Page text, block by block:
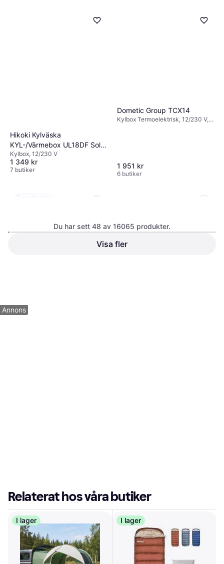
Hikoki Kylväska
KYL-/Värmebox UL18DF Solo
24L
Kylbox, 12/230 V
1 349 kr
7 butiker
Dometic Group TCX14
Kylbox Termoelektrisk, 12/230 V,
1 951 kr
6 butiker
Trendande
Du har sett 48 av 16065 produkter.
Visa fler
Annons
Relaterat hos våra butiker
I lager I lager